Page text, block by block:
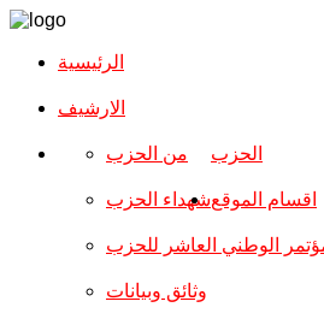
الرئيسية
الارشیف
الحزب من الحزب
شهداء الحزب
الوطني العاشر للحزب
وثائق وبيانات
اقسام الموقع